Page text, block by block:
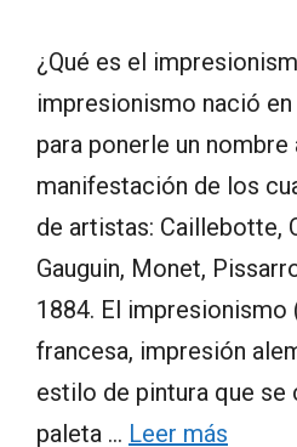
¿Qué es el
impresionismo nació
para ponerle un nombre
manifestación de los
de artistas: Caillebotte,
Gauguin, Monet,
1884. El impresionismo
francesa, impresión
estilo de pintura que se
paleta … Leer más